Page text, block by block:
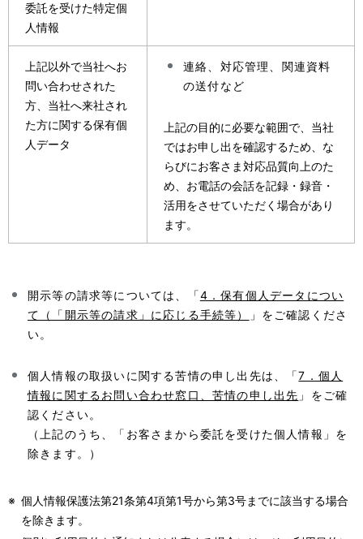
委託を受けた特定個
人情報
上記以外で当社へお
問い合わせされた
方、当社へ来社され
た方に関する保有個
人データ
連絡、対応管理、関連資料
の送付など
上記の目的に必要な範囲で、当社
ではお申し出を確認するため、な
らびにお客さま対応品質向上のた
め、お電話の会話を記録・録音・
活用をさせていただく場合があり
ます。
開示等の請求等については、「4．保有個人データについ
て（「開示等の請求」に応じる手続等）
」をご確認くださ
い。
個人情報の取扱いに関する苦情の申し出先は、「7．個人
情報に関するお問い合わせ窓口、苦情の申し出先 」をご確
認ください。
（上記のうち、「お客さまから委託を受けた個人情報」を
除きます。）
※ 個人情報保護法第21条第4項第1号から第3号までに該当する場合
を除きます。